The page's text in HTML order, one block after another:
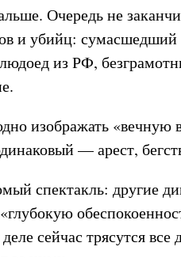
Очередь не
и убийц: сумасшедший
из РФ,
изображать «вечную
— арест,
спектакль: другие
сейчас трясутся